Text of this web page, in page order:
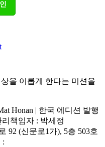
을 이롭게 한다는 미션을
Honan | 한국 에디션 발행
책임자 : 박세정
92 (신문로1가), 5층 503호
: